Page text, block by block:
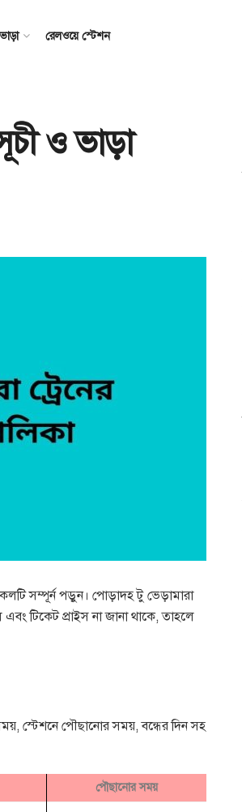
রেলওয়ে স্টেশন
ও ভাড়া
সম্পূর্ন পড়ুন। পোড়াদহ টু ভেড়ামারা
টিকেট প্রাইস না জানা থাকে, তাহলে
স্টেশনে পৌছানোর সময়, বন্ধের দিন সহ
পৌছানোর সময়